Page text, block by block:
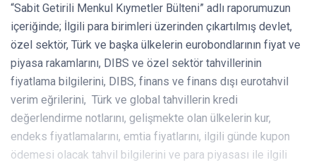
“Sabit Getirili Menkul Kıymetler Bülteni” adlı raporumuzun
içeriğinde; İlgili para birimleri üzerinden çıkartılmış devlet,
özel sektör, Türk ve başka ülkelerin eurobondlarının fiyat ve
piyasa rakamlarını, DIBS ve özel sektör tahvillerinin
fiyatlama bilgilerini, DIBS, finans ve finans dışı eurotahvil
verim eğrilerini, Türk ve global tahvillerin kredi
değerlendirme notlarını, gelişmekte olan ülkelerin kur,
endeks fiyatlamalarını, emtia fiyatlarını, ilgili günde kupon
ödemesi olacak tahvil bilgilerini ve para piyasası ile ilgili